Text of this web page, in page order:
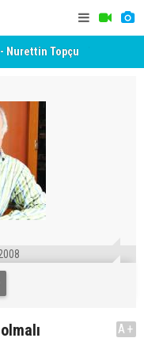
Nurettin Topçu
A+